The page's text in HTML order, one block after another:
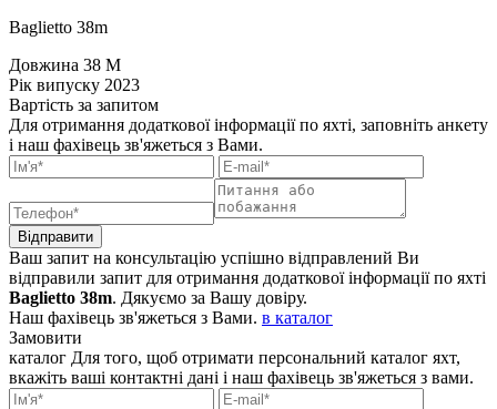
Baglietto 38m
Довжина 38 M
Рік випуску 2023
Вартість за запитом
Для отримання додаткової інформації по яхті, заповніть анкету
і наш фахівець зв'яжеться з Вами.
Відправити
Ваш запит на консультацію успішно відправлений Ви
відправили запит для отримання додаткової інформації по яхті
Baglietto 38m. Дякуємо за Вашу довіру.
Наш фахівець зв'яжеться з Вами. в каталог
Замовити
каталог Для того, щоб отримати персональний каталог яхт,
вкажіть ваші контактні дані і наш фахівець зв'яжеться з вами.